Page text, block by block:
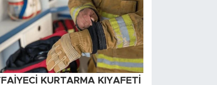
KURTARMA KIYAFETİ